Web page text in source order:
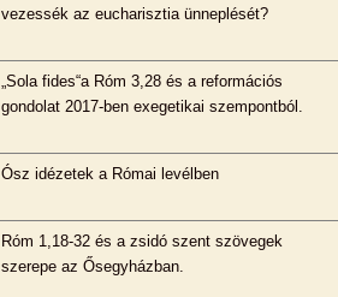
vezessék az eucharisztia ünneplését?
„Sola fides“a Róm 3,28 és a reformációs
gondolat 2017-ben exegetikai szempontból.
Ósz idézetek a Római levélben
Róm 1,18-32 és a zsidó szent szövegek
szerepe az Ősegyházban.